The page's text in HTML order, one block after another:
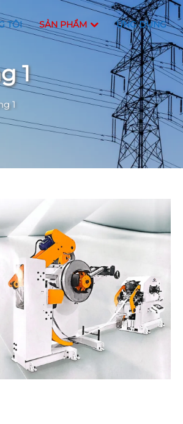
TÔI SẢN PHẨM ỨNG DỤNG
1
1